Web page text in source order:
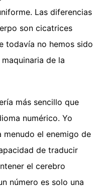
Las diferencias
son cicatrices
todavía no hemos sido
de la
más sencillo que
numérico. Yo
menudo el enemigo de
de traducir
el cerebro
número es solo una